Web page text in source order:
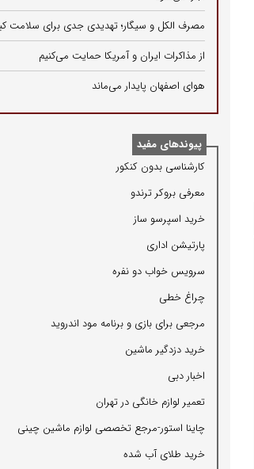
مصرف الکل و سیگار؛ تهدیدی جدی برای سلامت
از مذاکرات ایران و آمریکا حمایت می‌کنیم
هوای اصفهان پایدار می‌ماند
پیوندهای مفید
كارشناسی بدون كنكور
معرفی بروكر ترندو
خرید اسپرسو ساز
پارتیشن اداری
سرویس خواب دو نفره
چراغ خطی
مرجعی برای بازی و برنامه مود اندروید
خرید دزدگیر ماشین
اخبار دبی
تعمیر لوازم خانگی در تهران
چاینا استور-مرجع تخصصی لوازم ماشین چینی
خرید طلای آب شده